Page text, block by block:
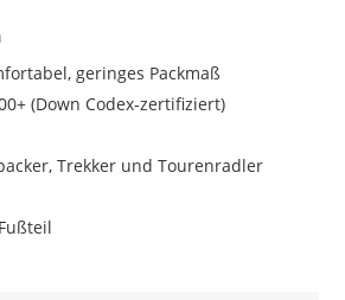
geringes Packmaß
(Down Codex-zertifiziert)
Trekker und Tourenradler